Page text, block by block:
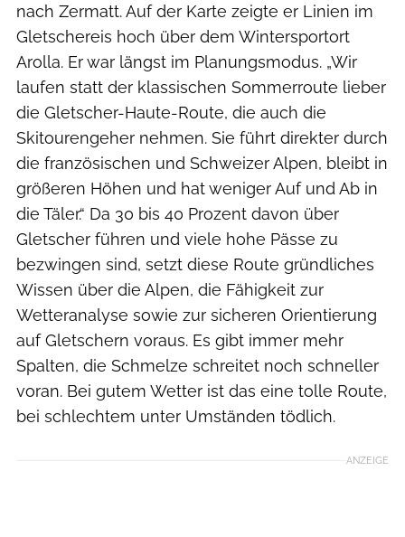
nach Zermatt. Auf der Karte zeigte er Linien im
Gletschereis hoch über dem Wintersportort
Arolla. Er war längst im Planungsmodus. „Wir
laufen statt der klassischen Sommerroute lieber
die Gletscher-Haute-Route, die auch die
Skitourengeher nehmen. Sie führt direkter durch
die französischen und Schweizer ­Alpen, bleibt in
größeren Höhen und hat weniger Auf und Ab in
die Täler.“ Da 30 bis 40 Prozent davon über
Gletscher führen und viele hohe Pässe zu
bezwingen sind, setzt diese Route gründliches
Wissen über die Alpen, die Fähigkeit zur
Wetteranalyse sowie zur sicheren Orientierung
auf Gletschern voraus. Es gibt immer mehr
Spalten, die Schmelze schreitet noch schneller
voran. Bei gutem Wetter ist das eine tolle Route,
bei schlechtem unter Umständen tödlich.
ANZEIGE